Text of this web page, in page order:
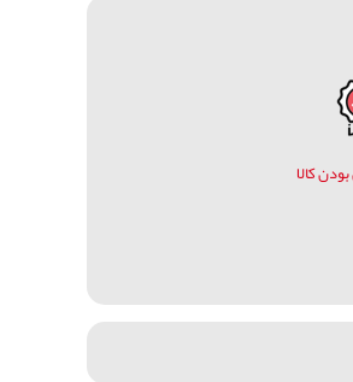
کالا